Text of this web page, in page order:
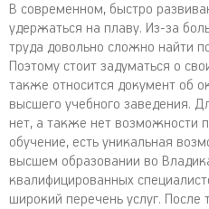
В современном, быстро
удержаться на плаву. Из-за
труда довольно сложно найти
Поэтому стоит задуматься о
также относится документ об
высшего учебного заведения.
нет, а также нет возможности
обучение, есть уникальная
высшем образовании во
квалифицированных
широкий перечень услуг. После